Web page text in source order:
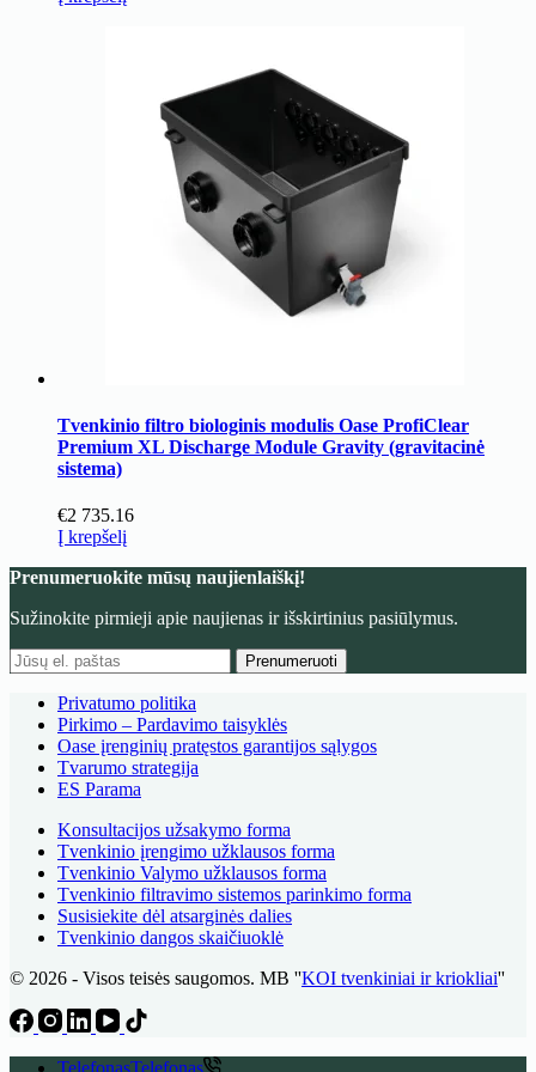
Tvenkinio filtro biologinis modulis Oase ProfiClear
Premium XL Discharge Module Gravity (gravitacinė
sistema)
€2 735.16
Į krepšelį
Prenumeruokite mūsų naujienlaiškį!
Sužinokite pirmieji apie naujienas ir išskirtinius pasiūlymus.
Prenumeruoti
Privatumo politika
Pirkimo – Pardavimo taisyklės
Oase įrenginių pratęstos garantijos sąlygos
Tvarumo strategija
ES Parama
Konsultacijos užsakymo forma
Tvenkinio įrengimo užklausos forma
Tvenkinio Valymo užklausos forma
Tvenkinio filtravimo sistemos parinkimo forma
Susisiekite dėl atsarginės dalies
Tvenkinio dangos skaičiuoklė
© 2026 - Visos teisės saugomos. MB ''KOI tvenkiniai ir kriokliai''